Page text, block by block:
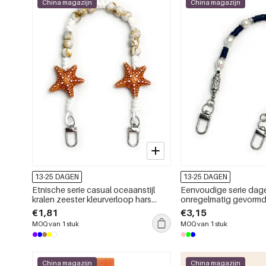
China magazijn
13-25 DAGEN
Etnische serie casual oceaanstijl
kralen zeester kleurverloop hars
telefoonketting
€1,81
MOQ van 1 stuk
China magazijn
13-25 DAGEN
Eenvoudige serie
onregelmatig
gekleurde kralen hars
telefoonketting
€3,15
MOQ van 1 stuk
China magazijn China magazijn